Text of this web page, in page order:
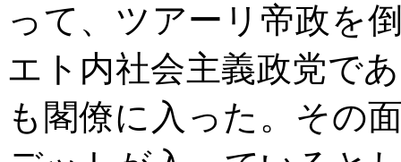
って、ツアーリ帝政を
エト内社会主義政党で
も閣僚に入った。その